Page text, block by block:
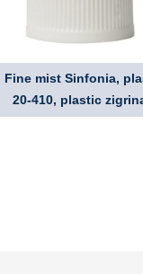
Fine mist Sinfonia,
20-410, plastic